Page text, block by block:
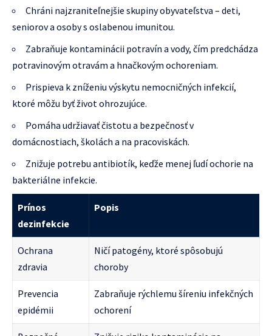
Chráni najzraniteľnejšie skupiny obyvateľstva – deti,
seniorov a osoby s oslabenou imunitou.
Zabraňuje kontaminácii potravín a vody, čím predchádza
potravinovým otravám a hnačkovým ochoreniam.
Prispieva k zníženiu výskytu nemocničných infekcií,
ktoré môžu byť život ohrozujúce.
Pomáha udržiavať čistotu a bezpečnosť v
domácnostiach, školách a na pracoviskách.
Znižuje potrebu antibiotík, keďže menej ľudí ochorie na
bakteriálne infekcie.
Prínos
dezinfekcie
Popis
Ochrana
zdravia
Ničí patogény, ktoré spôsobujú
choroby
Prevencia
epidémii
Zabraňuje rýchlemu šíreniu infekčných
ochorení